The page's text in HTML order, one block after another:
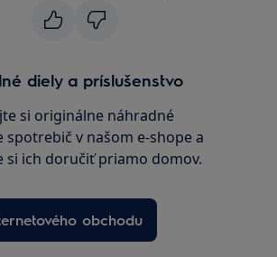
diely a príslušenstvo
si originálne náhradné
spotrebič v našom e-shope a
si ich doručiť priamo domov.
obchodu